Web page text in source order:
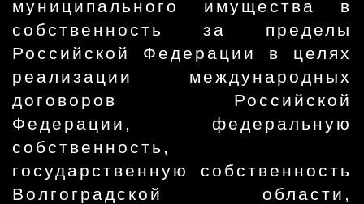
муниципального имущества в
собственность за пределы
Российской Федерации в целях
реализации международных
договоров Российской
Федерации, федеральную
собственность,
государственную собственность
Волгоградской области,